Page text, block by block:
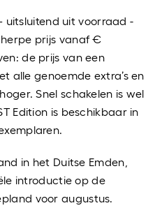
uitsluitend uit voorraad -
prijs vanaf €
de prijs van een
alle genoemde extra’s en
Snel schakelen is wel
Edition is beschikbaar in
in het Duitse Emden,
introductie op de
voor augustus.